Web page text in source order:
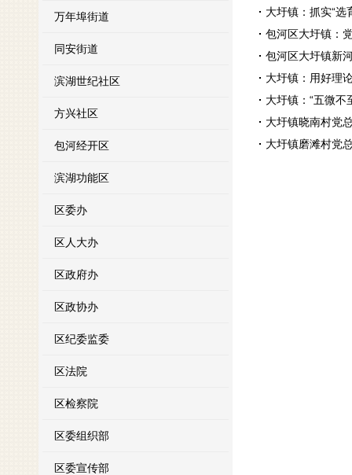
万年埠街道
同安街道
滨湖世纪社区
方兴社区
包河经开区
滨湖功能区
区委办
区人大办
区政府办
区政协办
区纪委监委
区法院
区检察院
区委组织部
区委宣传部
大圩镇：抓实“选
包河区大圩镇：
包河区大圩镇新
大圩镇：用好理
大圩镇：“五微不
大圩镇晓南村党
大圩镇磨滩村党